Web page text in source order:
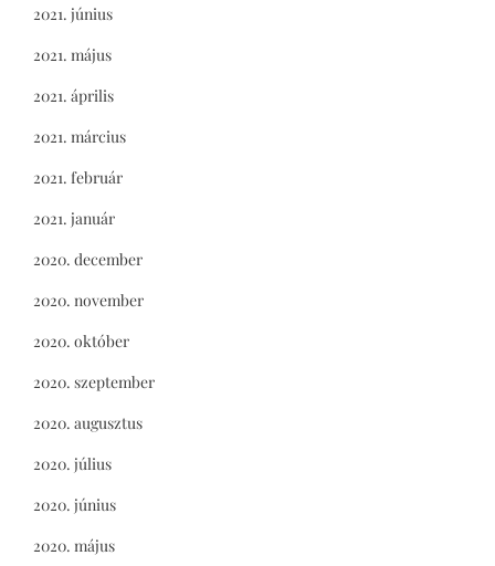
2021. június
2021. május
2021. április
2021. március
2021. február
2021. január
2020. december
2020. november
2020. október
2020. szeptember
2020. augusztus
2020. július
2020. június
2020. május